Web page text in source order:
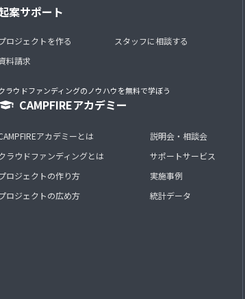
案サポート
ロジェクトを作る
料請求
スタッフに相談する
ラウドファンディングのノウハウを無料で学ぼう
CAMPFIREアカデミー
アカデミーとは
ラウドファンディングとは
ロジェクトの作り方
ロジェクトの広め方
説明会・相談会
サポートサービス
実施事例
統計データ